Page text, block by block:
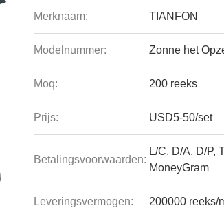
Merknaam: TIANFON
Modelnummer: Zonne het
Moq: 200 reeks
Prijs: USD5-50/set
Betalingsvoorwaarden:
L/C, D/A, D/P,
MoneyGram
Leveringsvermogen: 200000 reeks/